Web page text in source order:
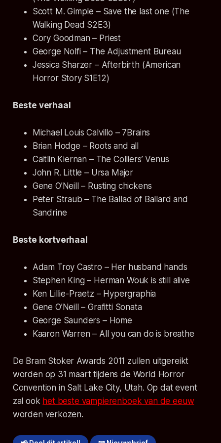
Scott M. Gimple – Save the last one (The
Walking Dead S2E3)
Cory Goodman – Priest
George Nolfi – The Adjustment Bureau
Jessica Sharzer – Afterbirth (American
Horror Story S1E12)
Beste verhaal
Michael Louis Calvillo – 7Brains
Brian Hodge – Roots and all
Caitlin Kiernan – The Colliers’ Venus
John R. Little – Ursa Major
Gene O’Neill – Rusting chickens
Peter Straub – The Ballad of Ballard and
Sandrine
Beste kortverhaal
Adam Troy Castro – Her husband hands
Stephen King – Herman Wouk is still alive
Ken Lillie-Praetz – Hypergraphia
Gene O’Neill – Grafitti Sonata
George Saunders – Home
Kaaron Warren – All you can do is breathe
De Bram Stoker Awards 2011 zullen uitgereikt
worden op 31 maart tijdens de World Horror
Convention in Salt Lake City, Utah. Op dat event
zal ook het beste vampierenboek van de eeuw
worden verkozen.